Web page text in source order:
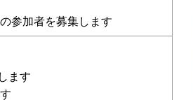
参加者を募集します
ます